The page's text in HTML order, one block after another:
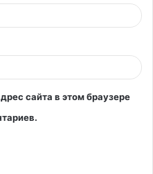
сайта в этом браузере